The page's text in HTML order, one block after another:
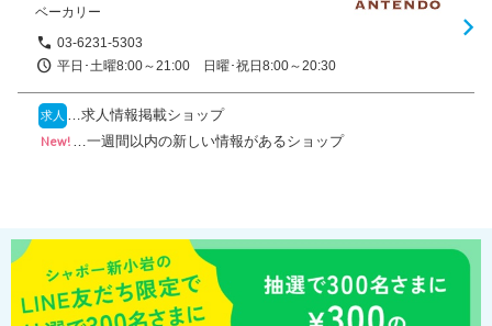
ベーカリー
03-6231-5303
平日･土曜8:00～21:00　日曜･祝日8:00～20:30
求人 …求人情報掲載ショップ
New! …一週間以内の新しい情報があるショップ